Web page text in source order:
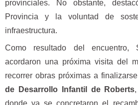
provinciales. No obstante,
Provincia y la voluntad de
infraestructura.
Como resultado del encuentro,
acordaron una próxima visita del
recorrer obras próximas a
de Desarrollo Infantil de Roberts